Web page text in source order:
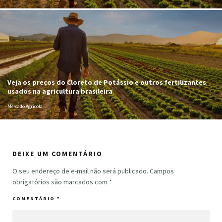
Veja os preços do Cloreto de Potássio e outros fertilizantes
usados na agricultura brasileira
Mercado Agrícola
DEIXE UM COMENTÁRIO
O seu endereço de e-mail não será publicado. Campos
obrigatórios são marcados com *
COMENTÁRIO *